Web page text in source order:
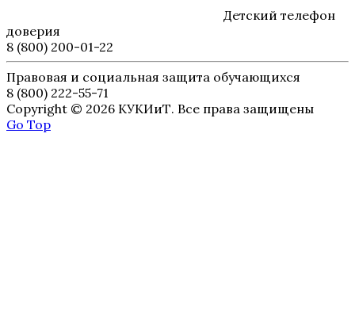
Детский телефон
доверия
8 (800) 200-01-22
Правовая и социальная защита обучающихся
8 (800) 222-55-71
Copyright © 2026 КУКИиТ. Все права защищены
Go Top